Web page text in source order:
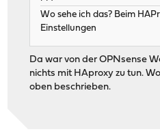
Wo sehe ich das? Beim
Einstellungen
Da war von der OPNsense
nichts mit HAproxy zu tun.
oben beschrieben.